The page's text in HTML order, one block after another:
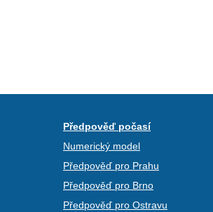
Předpověď počasí
Numerický model
Předpověď pro Prahu
Předpověď pro Brno
Předpověď pro Ostravu